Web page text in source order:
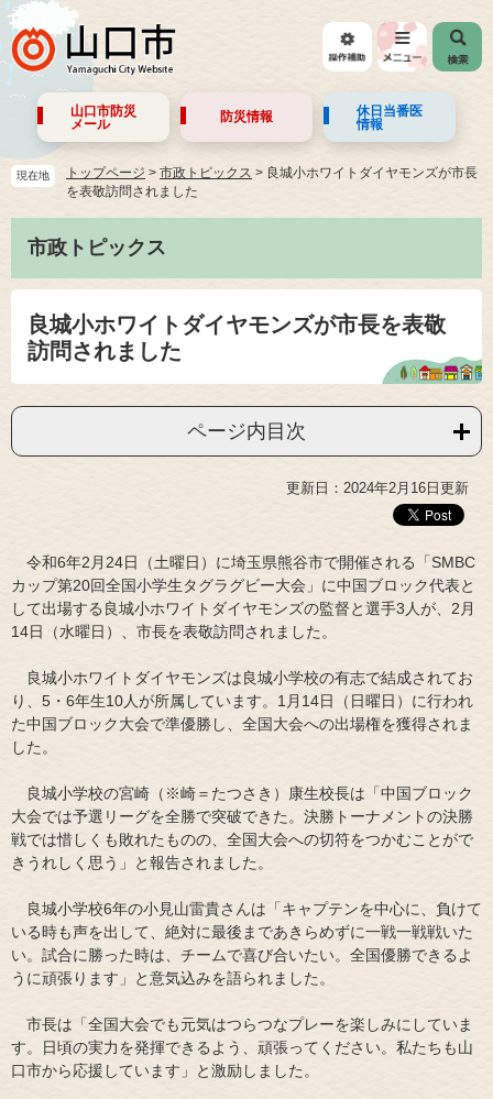
山口市防災
メール
防災情報
休日当番医
情報
現在地 トップページ > 市政トピックス > 良城小ホワイトダイヤモンズが市長
を表敬訪問されました
市政トピックス
良城小ホワイトダイヤモンズが市長を表敬
訪問されました
ページ内目次
更新日：2024年2月16日更新
令和6年2月24日（土曜日）に埼玉県熊谷市で開催される「SMBC
カップ第20回全国小学生タグラグビー大会」に中国ブロック代表と
して出場する良城小ホワイトダイヤモンズの監督と選手3人が、2月
14日（水曜日）、市長を表敬訪問されました。
良城小ホワイトダイヤモンズは良城小学校の有志で結成されてお
り、5・6年生10人が所属しています。1月14日（日曜日）に行われ
た中国ブロック大会で準優勝し、全国大会への出場権を獲得されま
した。
良城小学校の宮崎（※崎＝たつさき）康生校長は「中国ブロック
大会では予選リーグを全勝で突破できた。決勝トーナメントの決勝
戦では惜しくも敗れたものの、全国大会への切符をつかむことがで
きうれしく思う」と報告されました。
良城小学校6年の小見山雷貴さんは「キャプテンを中心に、負けて
いる時も声を出して、絶対に最後まであきらめずに一戦一戦戦いた
い。試合に勝った時は、チームで喜び合いたい。全国優勝できるよ
うに頑張ります」と意気込みを語られました。
市長は「全国大会でも元気はつらつなプレーを楽しみにしていま
す。日頃の実力を発揮できるよう、頑張ってください。私たちも山
口市から応援しています」と激励しました。